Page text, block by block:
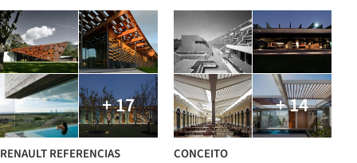
+ 17
RENAULT REFERENCIAS
+ 14
CONCEITO